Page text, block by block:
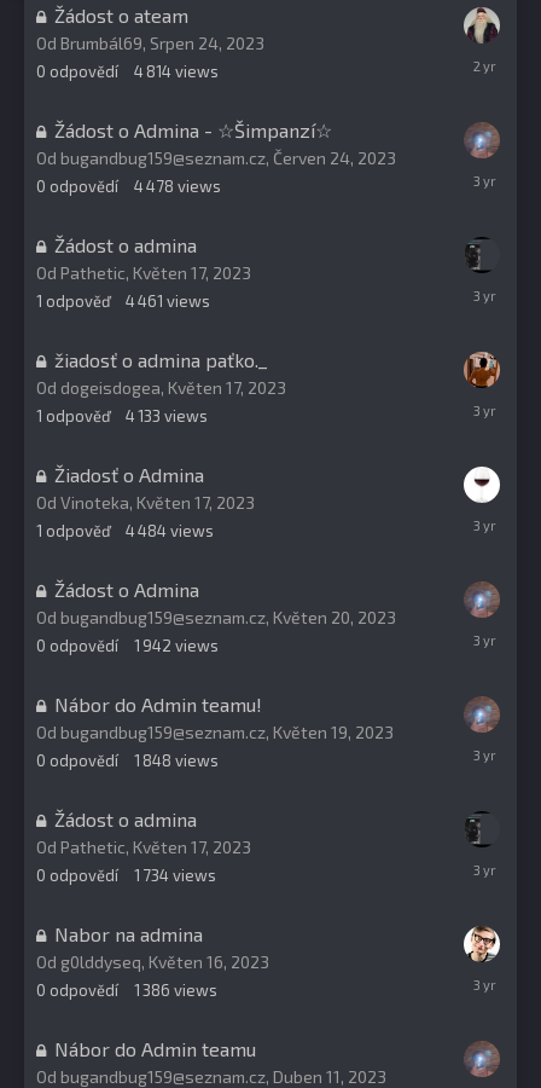
Žádost o ateam
Od Brumbál69, Srpen 24, 2023
0 odpovědí 4 814 views
24,
Žádost o Admina - ☆Šimpanzí☆
Od bugandbug159@seznam.cz, Červen 24, 2023
0 odpovědí 4 478 views
24,
Žádost o admina
Od Pathetic, Květen 17, 2023
1 odpověď 4 461 views
24,
žiadosť o admina paťko._
Od dogeisdogea, Květen 17, 2023
1 odpověď 4 133 views
23,
Žiadosť o Admina
Od Vinoteka, Květen 17, 2023
1 odpověď 4 484 views
21,
Žádost o Admina
Od bugandbug159@seznam.cz, Květen 20, 2023
0 odpovědí 1 942 views
20,
Nábor do Admin teamu!
Od bugandbug159@seznam.cz, Květen 19, 2023
0 odpovědí 1 848 views
19,
Žádost o admina
Od Pathetic, Květen 17, 2023
0 odpovědí 1 734 views
17,
Nabor na admina
Od g0lddyseq, Květen 16, 2023
0 odpovědí 1 386 views
16,
Nábor do Admin teamu
Od bugandbug159@seznam.cz, Duben 11, 2023